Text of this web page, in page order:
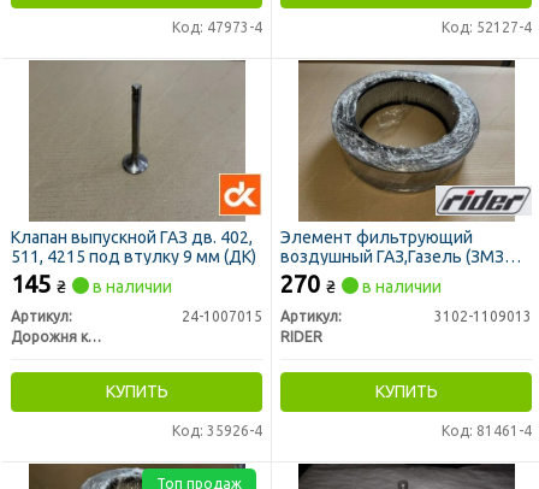
Код: 47973-4 Код: 52127-4
Клапан выпускной ГАЗ дв. 402,
511, 4215 под втулку 9 мм (ДК)
145 ₴ в наличии
Артикул:
24-1007015
Дорожня карта
КУПИТЬ
Код: 35926-4
Элемент фильтрующий
воздушный ГАЗ,Газель (ЗМЗ
402,406),УМЗ 4215 (RIDER)
270 ₴ в наличии
Артикул:
3102-1109013
RIDER
КУПИТЬ
Код: 81461-4
Топ продаж